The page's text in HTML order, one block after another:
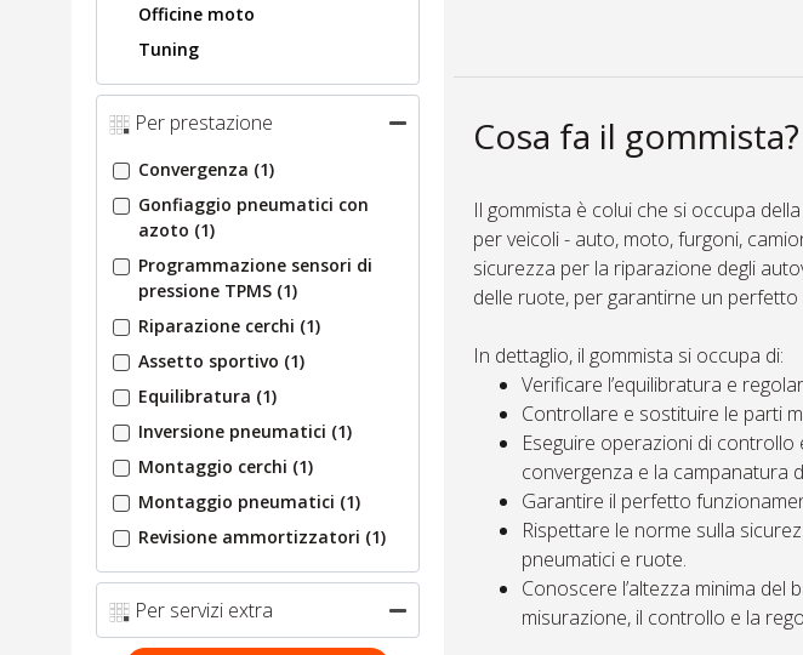
Officine moto
Tuning
Per prestazione
Convergenza (1)
Gonfiaggio pneumatici con
azoto (1)
Programmazione sensori di
pressione TPMS (1)
Riparazione cerchi (1)
Assetto sportivo (1)
Equilibratura (1)
Inversione pneumatici (1)
Montaggio cerchi (1)
Montaggio pneumatici (1)
Revisione ammortizzatori (1)
Per servizi extra
Cosa fa il gommista?
Il gommista è colui che si occupa
per veicoli - auto, moto, furgoni,
sicurezza per la riparazione degli
delle ruote, per garantirne un
In dettaglio, il gommista si occupa di:
Verificare l’equilibratura e
Controllare e sostituire le parti
Eseguire operazioni di
convergenza e la campanatura
Garantire il perfetto
Rispettare le norme sulla
pneumatici e ruote.
Conoscere l’altezza minima
misurazione, il controllo e la